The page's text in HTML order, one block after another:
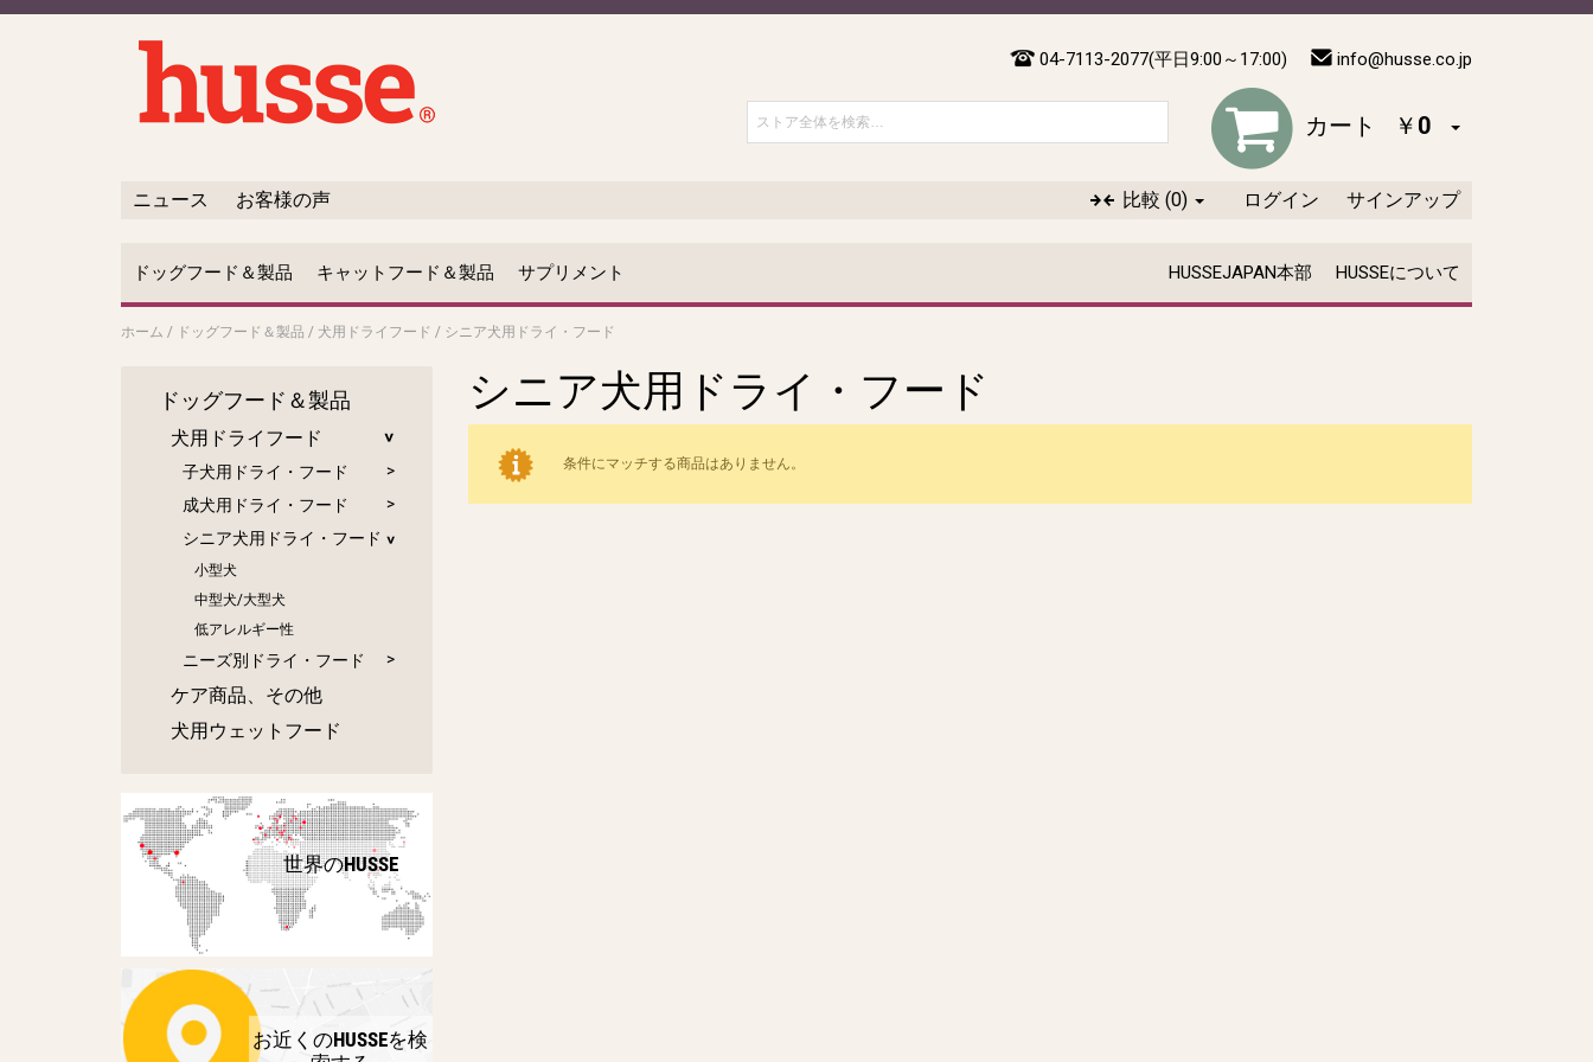
04-7113-2077(平日9:00～17:00) info@husse.co.jp
カート ￥0
比較 (0) ログイン サインアップ
ニュース お客様の声
ドッグフード＆製品 キャットフード＆製品 サプリメント HUSSEJAPAN本部 HUSSEについて
ホーム / ドッグフード＆製品 / 犬用ドライフード / シニア犬用ドライ・フード
シニア犬用ドライ・フード
条件にマッチする商品はありません。
ドッグフード＆製品
犬用ドライフード
子犬用ドライ・フード
成犬用ドライ・フード
シニア犬用ドライ・フード
小型犬
中型犬/大型犬
低アレルギー性
ニーズ別ドライ・フード
ケア商品、その他
犬用ウェットフード
世界のHUSSE
お近くのHUSSEを検